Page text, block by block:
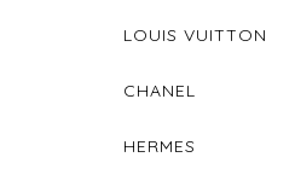
LOUIS VUITTON
CHANEL
HERMES